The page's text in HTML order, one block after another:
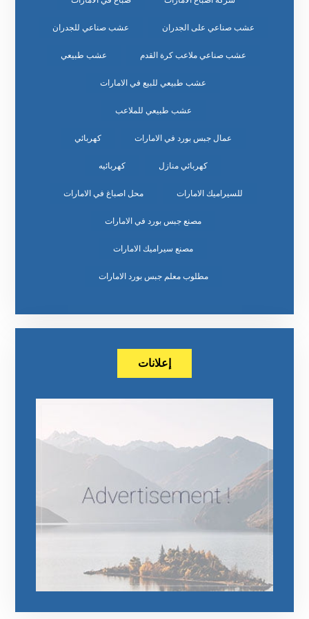
عشب صناعي على الجدران عشب صناعي للجدران
عشب صناعي ملاعب كرة القدم عشب طبيعي
عشب طبيعي للبيع في الامارات
عشب طبيعي للملاعب
عمال جبس بورد في الامارات كهربائي
كهربائي منازل كهربائيه
للسيراميك الامارات محل اصباغ في الامارات
مصنع جبس بورد في الامارات
مصنع سيراميك الامارات
مطلوب معلم جبس بورد الامارات
إعلانات